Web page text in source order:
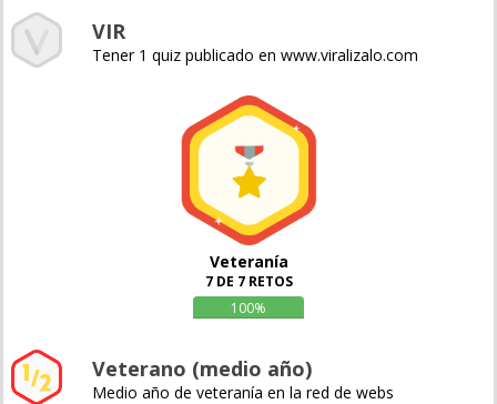
VIR
Tener 1 quiz publicado en www.viralizalo.com
Veteranía
7 DE 7 RETOS
100%
Veterano (medio año)
Medio año de veteranía en la red de webs